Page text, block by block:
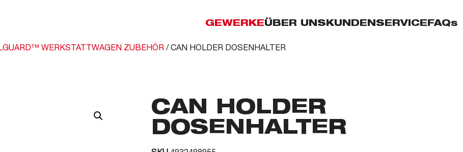
GEWERKEÜBER UNSKUNDENSERVICEFAQs
WERKSTATTWAGEN ZUBEHÖR / CAN HOLDER DOSENHALTER
CAN HOLDER
DOSENHALTER